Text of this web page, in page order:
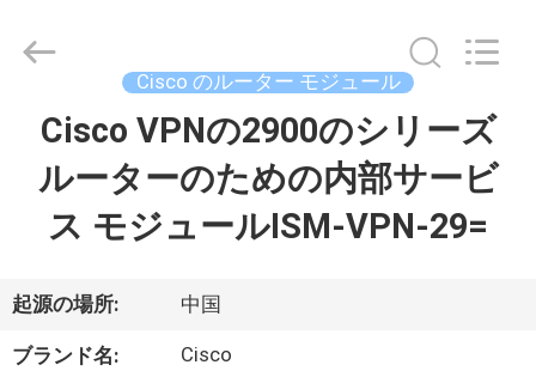
品
Equipment
Cisco のルーター モジュール
Cisco VPNの2900のシリーズ
ルーターのための内部サービ
ス モジュールISM-VPN-29=
起源の場所: 中国
ブランド名: Cisco